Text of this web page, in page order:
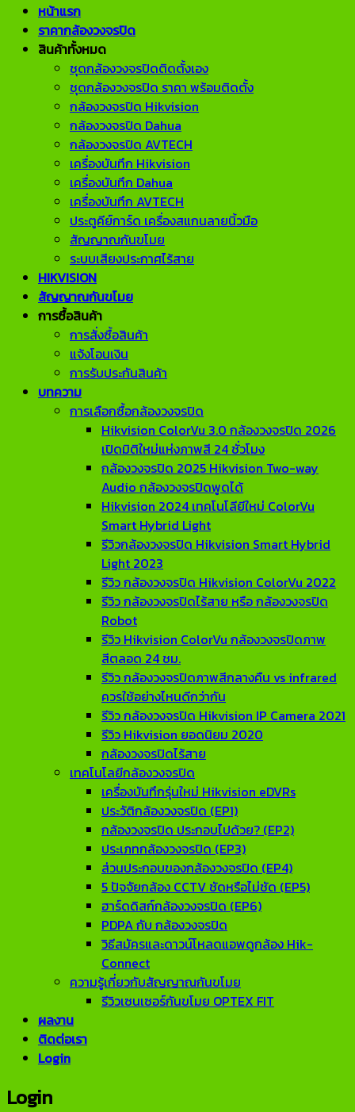
หน้าแรก
ราคากล้องวงจรปิด
สินค้าทั้งหมด
ชุดกล้องวงจรปิดติดตั้งเอง
ชุดกล้องวงจรปิด ราคา พร้อมติดตั้ง
กล้องวงจรปิด Hikvision
กล้องวงจรปิด Dahua
กล้องวงจรปิด AVTECH
เครื่องบันทึก Hikvision
เครื่องบันทึก Dahua
เครื่องบันทึก AVTECH
ประตูคีย์การ์ด เครื่องสแกนลายนิ้วมือ
สัญญาณกันขโมย
ระบบเสียงประกาศไร้สาย
HIKVISION
สัญญาณกันขโมย
การซื้อสินค้า
การสั่งซื้อสินค้า
แจ้งโอนเงิน
การรับประกันสินค้า
บทความ
การเลือกซื้อกล้องวงจรปิด
Hikvision ColorVu 3.0 กล้องวงจรปิด 2026
เปิดมิติใหม่แห่งภาพสี 24 ชั่วโมง
กล้องวงจรปิด 2025 Hikvision Two-way
Audio กล้องวงจรปิดพูดได้
Hikvision 2024 เทคโนโลียีใหม่ ColorVu
Smart Hybrid Light
รีวิวกล้องวงจรปิด Hikvision Smart Hybrid
Light 2023
รีวิว กล้องวงจรปิด Hikvision ColorVu 2022
รีวิว กล้องวงจรปิดไร้สาย หรือ กล้องวงจรปิด
Robot
รีวิว Hikvision ColorVu กล้องวงจรปิดภาพ
สีตลอด 24 ชม.
รีวิว กล้องวงจรปิดภาพสีกลางคืน vs infrared
ควรใช้อย่างไหนดีกว่ากัน
รีวิว กล้องวงจรปิด Hikvision IP Camera 2021
รีวิว Hikvision ยอดนิยม 2020
กล้องวงจรปิดไร้สาย
เทคโนโลยีกล้องวงจรปิด
เครื่องบันทึกรุ่นใหม่ Hikvision eDVRs
ประวัติกล้องวงจรปิด (EP1)
กล้องวงจรปิด ประกอบไปด้วย? (EP2)
ประเภทกล้องวงจรปิด (EP3)
ส่วนประกอบของกล้องวงจรปิด (EP4)
5 ปัจจัยกล้อง CCTV ชัดหรือไม่ชัด (EP5)
ฮาร์ดดิสก์กล้องวงจรปิด (EP6)
PDPA กับ กล้องวงจรปิด
วิธีสมัครและดาวน์โหลดแอพดูกล้อง Hik-
Connect
ความรู้เกี่ยวกับสัญญาณกันขโมย
รีวิวเซนเซอร์กันขโมย OPTEX FIT
ผลงาน
ติดต่อเรา
Login
Login